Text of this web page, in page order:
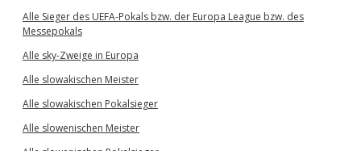
Alle Sieger des UEFA-Pokals bzw. der Europa League bzw. des
Messepokals
Alle sky-Zweige in Europa
Alle slowakischen Meister
Alle slowakischen Pokalsieger
Alle slowenischen Meister